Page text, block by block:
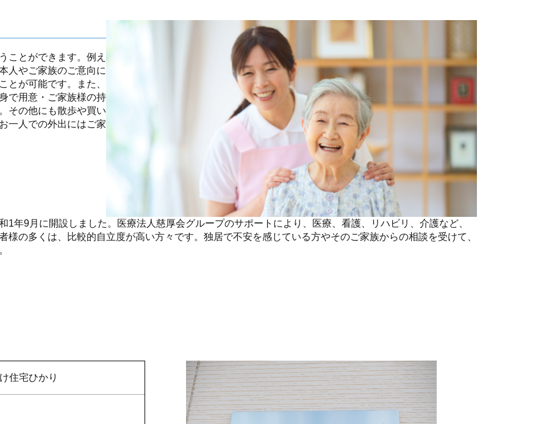
ことができます。例え
人やご家族のご意向に
とが可能です。また、
で用意・ご家族様の持
その他にも散歩や買い
一人での外出にはご家
1年9月に開設しました。医療法人慈厚会グループのサポートにより、医療、看護、リハビリ、介護など、
様の多くは、比較的自立度が高い方々です。独居で不安を感じている方やそのご家族からの相談を受けて、
住宅ひかり